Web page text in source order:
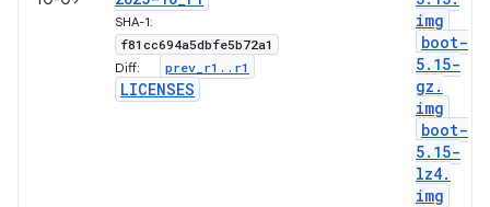
SHA-1:
f81cc694a5dbfe5b72a1
Diff: prev r1 . . r1
LICENSES
img
boot-
5. 15-
gz .
img
boot-
5. 15-
lz4.
img